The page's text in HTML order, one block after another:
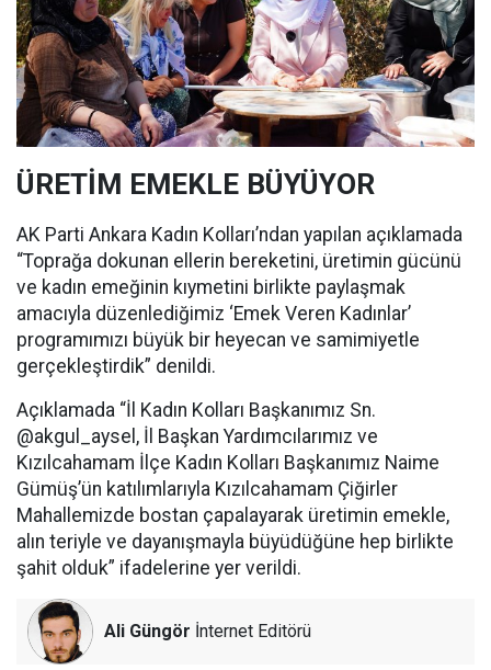
ÜRETİM EMEKLE BÜYÜYOR
AK Parti Ankara Kadın Kolları’ndan yapılan açıklamada
“Toprağa dokunan ellerin bereketini, üretimin gücünü
ve kadın emeğinin kıymetini birlikte paylaşmak
amacıyla düzenlediğimiz ‘Emek Veren Kadınlar’
programımızı büyük bir heyecan ve samimiyetle
gerçekleştirdik” denildi.
Açıklamada “İl Kadın Kolları Başkanımız Sn.
@akgul_aysel, İl Başkan Yardımcılarımız ve
Kızılcahamam İlçe Kadın Kolları Başkanımız Naime
Gümüş’ün katılımlarıyla Kızılcahamam Çiğirler
Mahallemizde bostan çapalayarak üretimin emekle,
alın teriyle ve dayanışmayla büyüdüğüne hep birlikte
şahit olduk” ifadelerine yer verildi.
Ali Güngör İnternet Editörü